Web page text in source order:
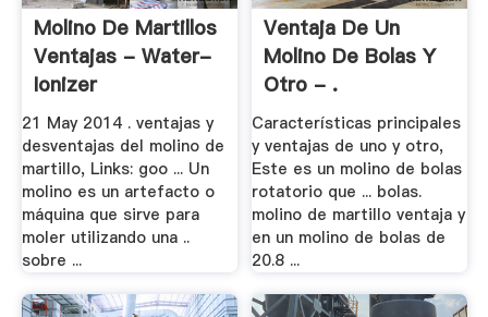
Molino De Martillos
Ventajas - Water-
Ionizer
21 May 2014 . ventajas y
desventajas del molino de
martillo, Links: goo ... Un
molino es un artefacto o
máquina que sirve para
moler utilizando una ..
sobre ...
Ventaja De Un
Molino De Bolas Y
Otro - .
Características principales
y ventajas de uno y otro,
Este es un molino de bolas
rotatorio que ... bolas.
molino de martillo ventaja y
en un molino de bolas de
20.8 ...